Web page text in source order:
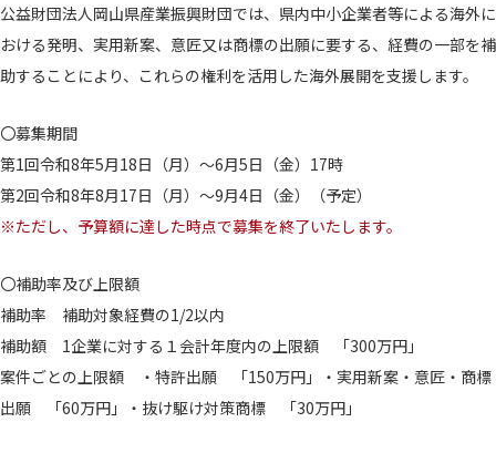
公益財団法人岡山県産業振興財団では、県内中小企業者等による海外に
おける発明、実用新案、意匠又は商標の出願に要する、経費の一部を補
助することにより、これらの権利を活用した海外展開を支援します。
〇募集期間
第1回令和8年5月18日（月）～6月5日（金）17時
第2回令和8年8月17日（月）～9月4日（金）（予定）
※ただし、予算額に達した時点で募集を終了いたします。
〇補助率及び上限額
補助率 補助対象経費の1/2以内
補助額 1企業に対する１会計年度内の上限額 「300万円」
案件ごとの上限額 ・特許出願 「150万円」・実用新案・意匠・商標
出願 「60万円」・抜け駆け対策商標 「30万円」